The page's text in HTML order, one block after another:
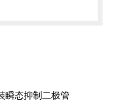
瞬态抑制二极管